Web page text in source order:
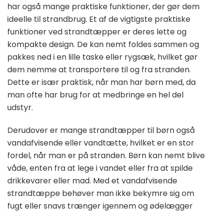
har også mange praktiske funktioner, der gør dem
ideelle til strandbrug. Et af de vigtigste praktiske
funktioner ved strandtæpper er deres lette og
kompakte design. De kan nemt foldes sammen og
pakkes ned i en lille taske eller rygsæk, hvilket gør
dem nemme at transportere til og fra stranden.
Dette er især praktisk, når man har børn med, da
man ofte har brug for at medbringe en hel del
udstyr.
Derudover er mange strandtæpper til børn også
vandafvisende eller vandtætte, hvilket er en stor
fordel, når man er på stranden. Børn kan nemt blive
våde, enten fra at lege i vandet eller fra at spilde
drikkevarer eller mad. Med et vandafvisende
strandtæppe behøver man ikke bekymre sig om
fugt eller snavs trænger igennem og ødelægger